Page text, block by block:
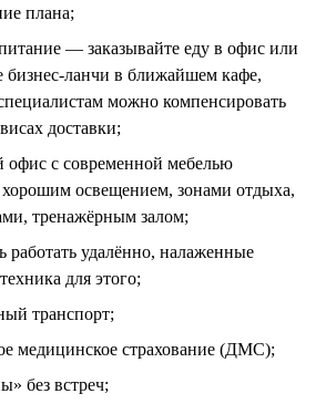
плана;
— заказывайте еду в офис или
бизнес-ланчи в ближайшем кафе,
можно компенсировать
доставки;
офис с современной мебелью
освещением, зонами отдыха,
тренажёрным залом;
работать удалённо, налаженные
для этого;
транспорт;
медицинское страхование (ДМС);
без встреч;